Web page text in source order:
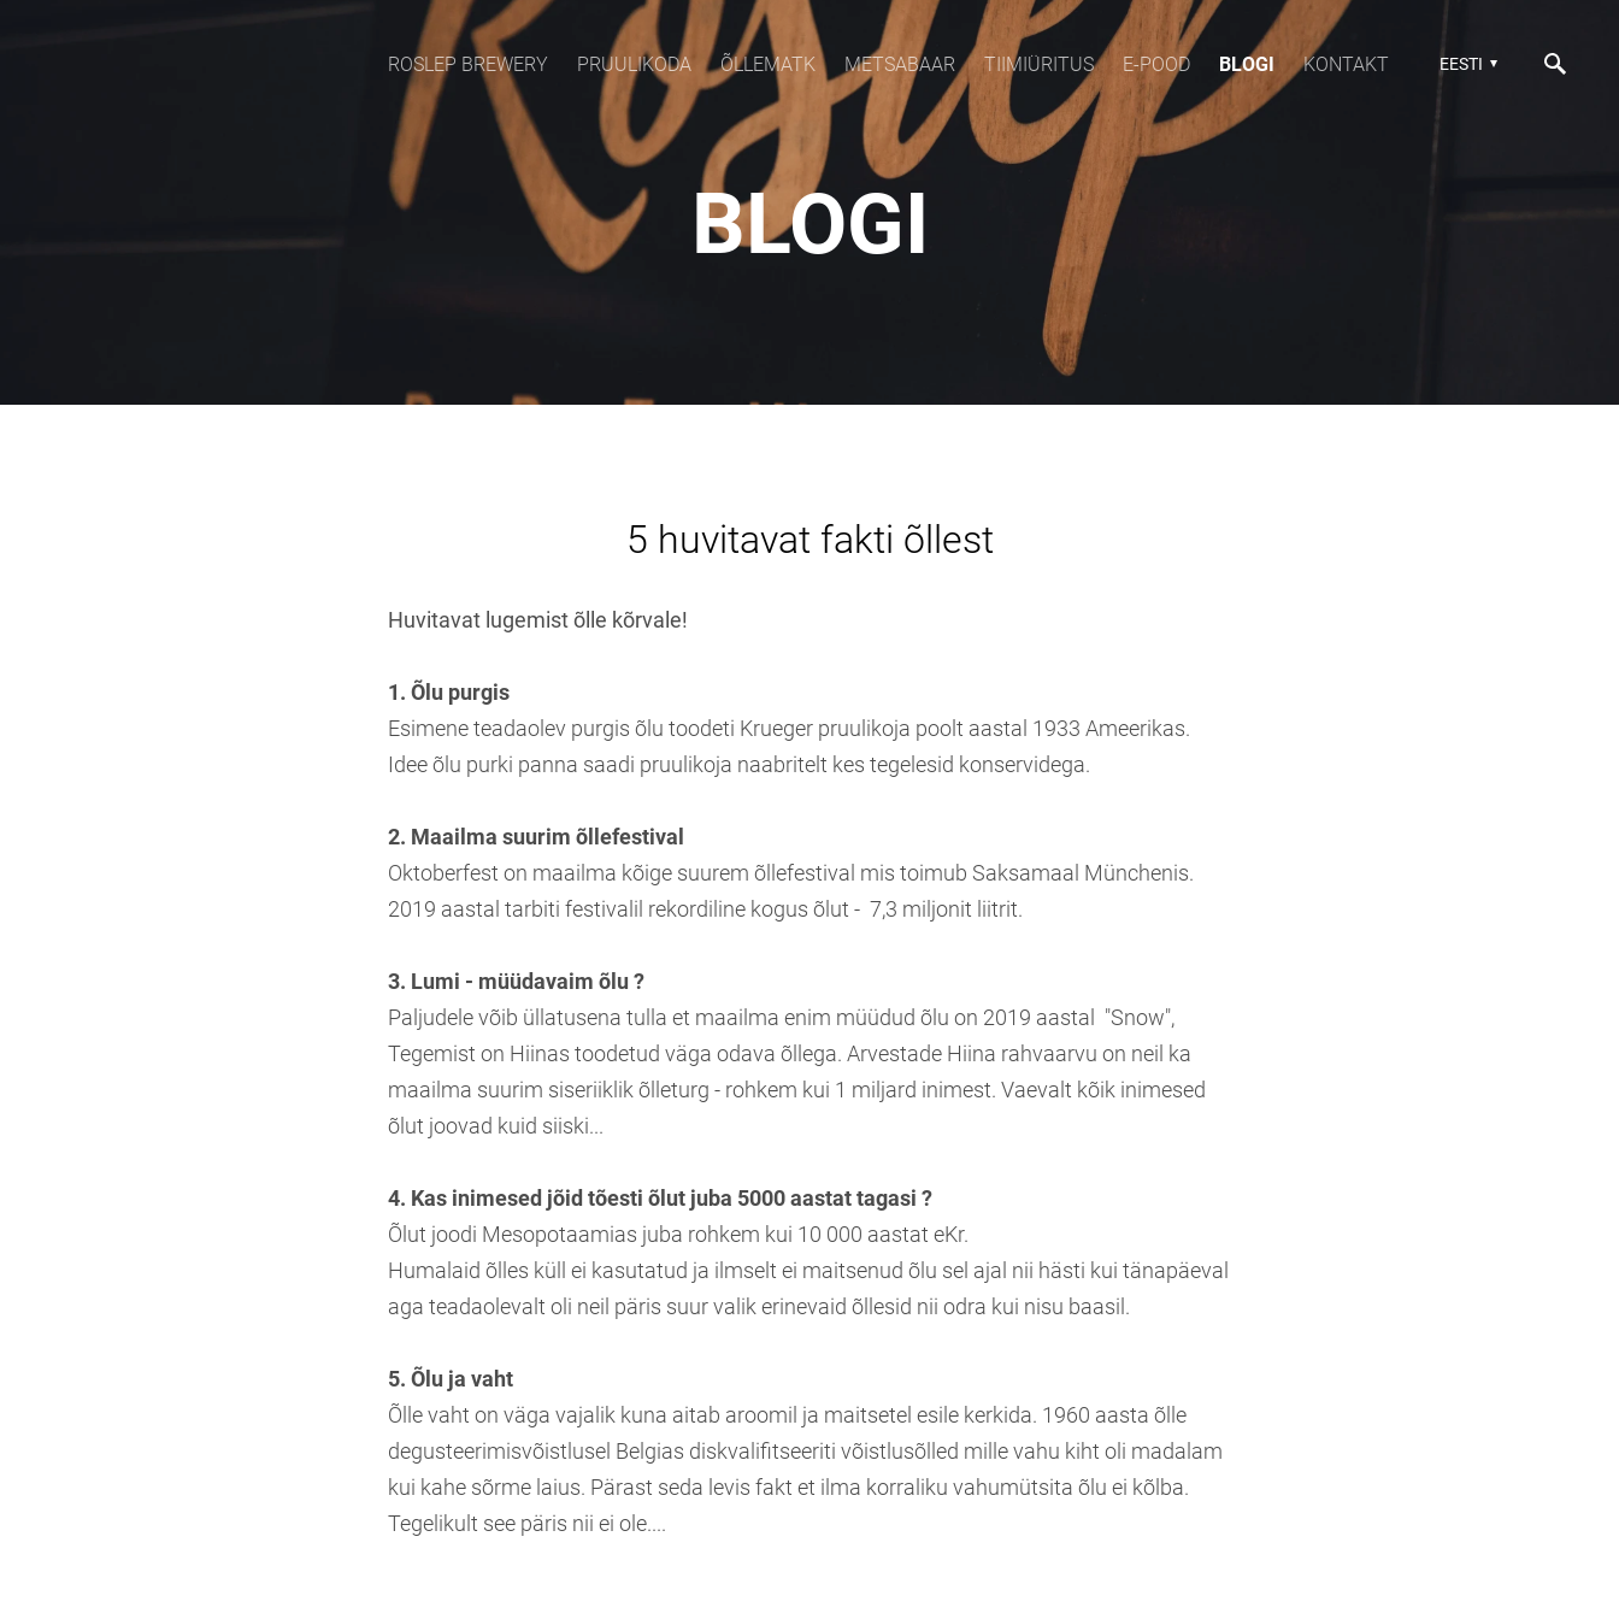
ROSLEP BREWERY PRUULIKODA ÕLLEMATK METSABAAR TIIMIÜRITUS E-POOD BLOGI KONTAKT EESTI
BLOGI
5 huvitavat fakti õllest
Huvitavat lugemist õlle kõrvale!
1. Õlu purgis
Esimene teadaolev purgis õlu toodeti Krueger pruulikoja poolt aastal 1933 Ameerikas.
Idee õlu purki panna saadi pruulikoja naabritelt kes tegelesid konservidega.
2. Maailma suurim õllefestival
Oktoberfest on maailma kõige suurem õllefestival mis toimub Saksamaal Münchenis.
2019 aastal tarbiti festivalil rekordiline kogus õlut - 7,3 miljonit liitrit.
3. Lumi - müüdavaim õlu ?
Paljudele võib üllatusena tulla et maailma enim müüdud õlu on 2019 aastal "Snow",
Tegemist on Hiinas toodetud väga odava õllega. Arvestade Hiina rahvaarvu on neil ka
maailma suurim siseriiklik õlleturg - rohkem kui 1 miljard inimest. Vaevalt kõik inimesed
õlut joovad kuid siiski...
4. Kas inimesed jõid tõesti õlut juba 5000 aastat tagasi ?
Õlut joodi Mesopotaamias juba rohkem kui 10 000 aastat eKr.
Humalaid õlles küll ei kasutatud ja ilmselt ei maitsenud õlu sel ajal nii hästi kui tänapäeval
aga teadaolevalt oli neil päris suur valik erinevaid õllesid nii odra kui nisu baasil.
5. Õlu ja vaht
Õlle vaht on väga vajalik kuna aitab aroomil ja maitsetel esile kerkida. 1960 aasta õlle
degusteerimisvõistlusel Belgias diskvalifitseeriti võistlusõlled mille vahu kiht oli madalam
kui kahe sõrme laius. Pärast seda levis fakt et ilma korraliku vahumütsita õlu ei kõlba.
Tegelikult see päris nii ei ole....